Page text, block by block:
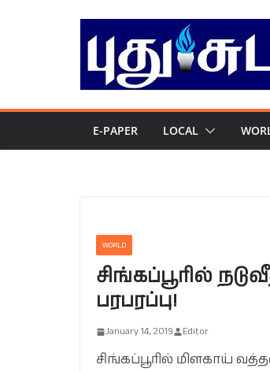
E-PAPER LOCAL
WORLD
சிங்கப்பூரில்
பரபரப்பு!
January 14, 2019 Editor
சிங்கப்பூரில் மிளகாய்